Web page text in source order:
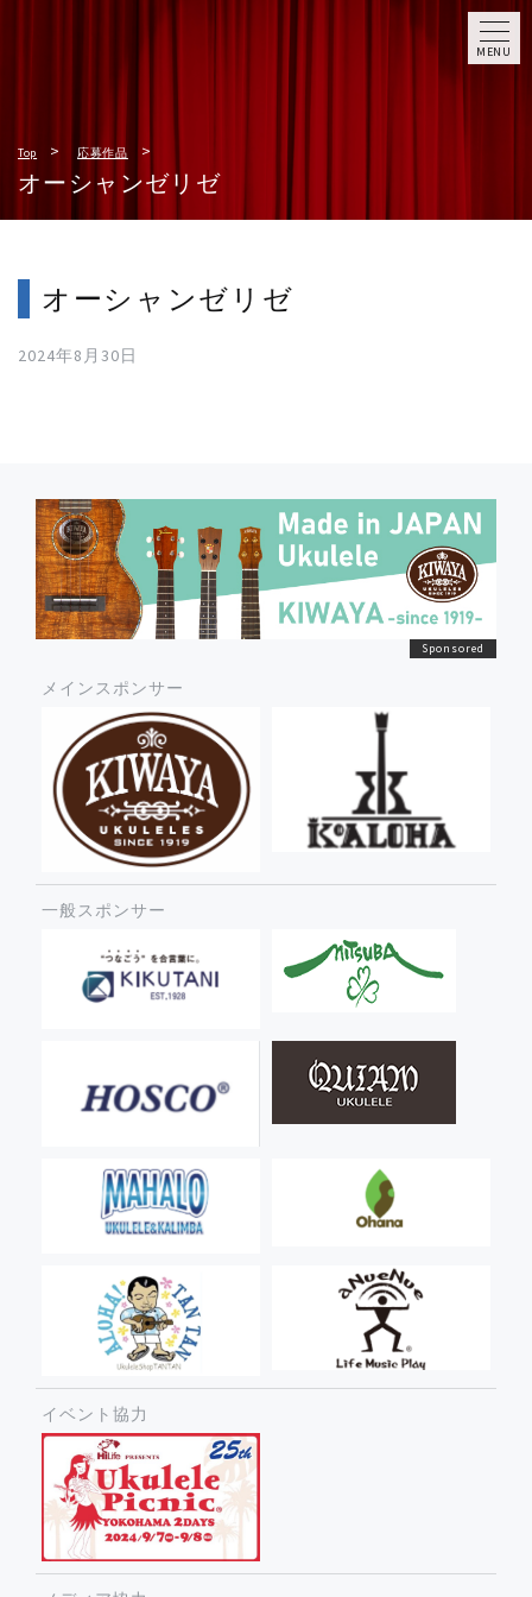
MENU
Top 応募作品
オーシャンゼリゼ
オーシャンゼリゼ
2024年8月30日
メインスポンサー
一般スポンサー
イベント協力